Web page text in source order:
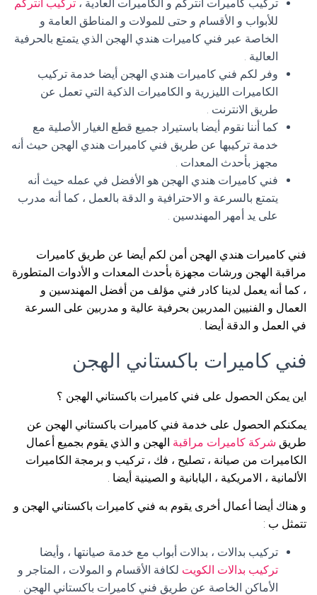
تركيب كاميرات انتركم و الكاميرات العادية ، تركيب انتركم
للأبواب و الأقسام و حتى للمولات و المناطق العامة و
الخاصة عبر فني كاميرات هندي الهجن الذي يتمتع بالحرفية
العالية .
وفر لكم فني كاميرات هندي الهجن أيضا خدمة تركيب
الكاميرات الليزرية و الكاميرات الذكية التي تعمل عن
طريق الانترنت .
كما أننا نقوم أيضا باستيراد جميع قطع الغيار الأصلية مع
خدمة تركيبها عن طريق فني كاميرات هندي الهجن حيث أنه
مجهز بأحدث المعدات .
فني كاميرات هندي الهجن هو الأفضل في عمله حيث أنه
يتمتع بالسرعة و الاحترافية و الدقة بالعمل ، كما أنه مدرب
على يد أمهر المهندسين .
فني كاميرات هندي الهجن أمن لكم أيضا عن طريق كاميرات
مراقبة الهجن ورشات مجهزة بأحدث المعدات و الأدوات المتطورة
، كما أنه يعمل لدينا كادر فني مؤلف من أفضل المهندسين و
العمال و الفنيين المدربين بحرفية عالية و مدربين على السرعة
في العمل و الدقة أيضا .
فني كاميرات باكستاني الهجن
اين يمكن الحصول على فني كاميرات باكستاني الهجن ؟
يمكنكم الحصول على خدمة فني كاميرات باكستاني الهجن عن
طريق شركة كاميرات مراقبة الهجن و الذي يقوم بجميع أعمال
الكاميرات من صيانة ، تصليح ، فك ، تركيب و برمجة الكاميرات
الألمانية ، الامريكية ، اليابانية و الصينية أيضا .
و هناك أيضا أعمال أخرى يقوم به فني كاميرات باكستاني الهجن و
تتمثل ب :
تركيب بدالات ، بدالات أبواب مع خدمة صيانتها ، وأيضا
تركيب بدالات الكويت لكافة الأقسام و المولات ، المتاجر و
الأماكن الخاصة عن طريق فني كاميرات باكستاني الهجن .